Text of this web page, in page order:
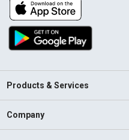
Products & Services
Company